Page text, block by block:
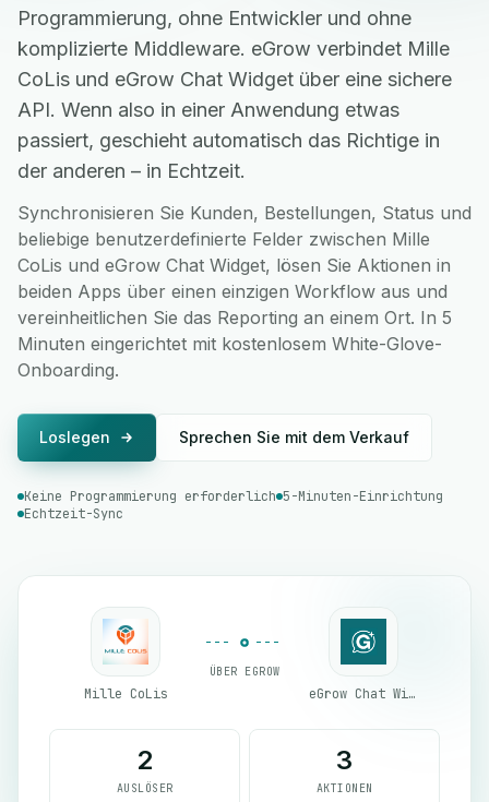
Programmierung, ohne Entwickler und ohne
komplizierte Middleware. eGrow verbindet Mille
CoLis und eGrow Chat Widget über eine sichere
API. Wenn also in einer Anwendung etwas
passiert, geschieht automatisch das Richtige in
der anderen – in Echtzeit.
Synchronisieren Sie Kunden, Bestellungen, Status und
beliebige benutzerdefinierte Felder zwischen Mille
CoLis und eGrow Chat Widget, lösen Sie Aktionen in
beiden Apps über einen einzigen Workflow aus und
vereinheitlichen Sie das Reporting an einem Ort. In 5
Minuten eingerichtet mit kostenlosem White-Glove-
Onboarding.
Loslegen Sprechen Sie mit dem Verkauf
Keine Programmierung erforderlich 5-Minuten-Einrichtung
Echtzeit-Sync
Mille CoLis
ÜBER EGROW
eGrow Chat Widget
2
AUSLÖSER
3
AKTIONEN